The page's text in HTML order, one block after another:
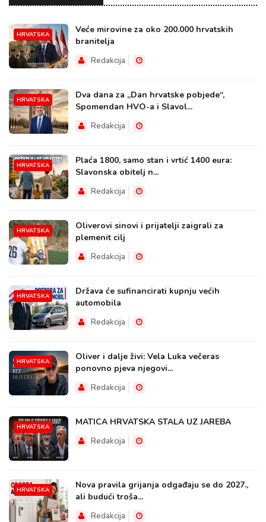
HRVATSKA
Veće mirovine za oko 200.000 hrvatskih
branitelja
Redakcija
HRVATSKA
Dva dana za „Dan hrvatske pobjede“,
Spomendan HVO-a i Slavol...
Redakcija
HRVATSKA
Plaća 1800, samo stan i vrtić 1400 eura:
Slavonska obitelj n...
Redakcija
HRVATSKA
Oliverovi sinovi i prijatelji zaigrali za
plemenit cilj
Redakcija
HRVATSKA
Država će sufinancirati kupnju većih
automobila
Redakcija
HRVATSKA
Oliver i dalje živi: Vela Luka večeras
ponovno pjeva njegovi...
Redakcija
HRVATSKA MATICA HRVATSKA STALA UZ JAREBA
Redakcija
HRVATSKA
Nova pravila grijanja odgađaju se do 2027.,
ali budući troša...
Redakcija